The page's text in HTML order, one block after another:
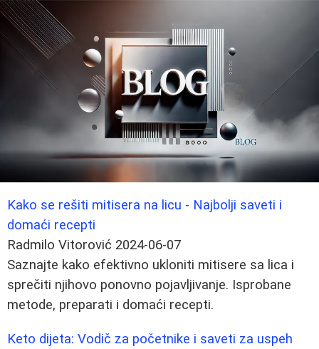
Kako se rešiti mitisera na licu - Najbolji saveti i
domaći recepti
Radmilo Vitorović 2024-06-07
Saznajte kako efektivno ukloniti mitisere sa lica i
sprečiti njihovo ponovno pojavljivanje. Isprobane
metode, preparati i domaći recepti.
Keto dijeta: Vodič za početnike i saveti za uspeh